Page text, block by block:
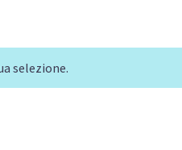
selezione.